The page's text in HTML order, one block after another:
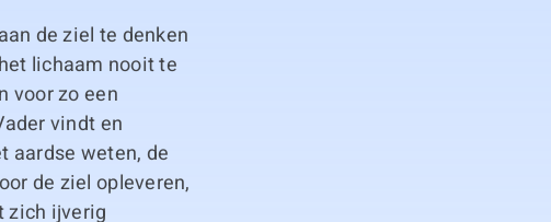
de ziel te denken
lichaam nooit te
voor zo een
vindt en
aardse weten, de
de ziel opleveren,
zich ijverig